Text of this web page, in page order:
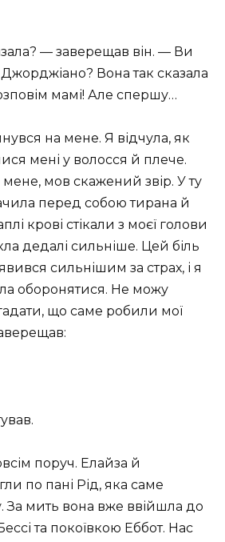
— заверещав він. — Ви
Вона так сказала
мамі! Але спершу…
на мене. Я відчула, як
мені у волосся й плече.
мене, мов скажений звір. У ту
перед собою тирана й
крові стікали з моєї голови
дедалі сильніше. Цей біль
сильнішим за страх, і я
оборонятися. Не можу
що саме робили мої
поруч. Елайза й
по пані Рід, яка саме
За мить вона вже ввійшла до
та покоївкою Еббот. Нас